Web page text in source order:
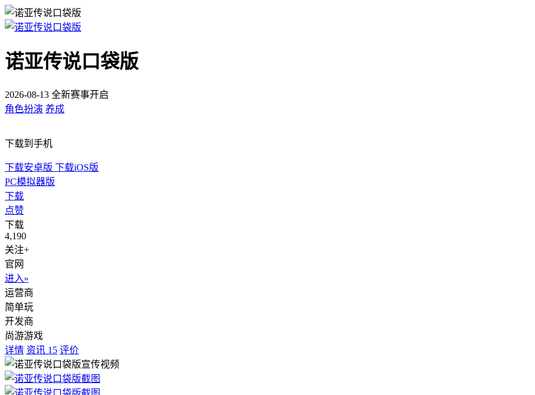
诺亚传说口袋版
2026-08-13 全新赛事开启
角色扮演 养成
下载到手机
下载安卓版 下载iOS版
PC模拟器版
下载
点赞
下载
4,190
关注+
官网
进入»
运营商
简单玩
开发商
尚游游戏
详情 资讯 15 评价